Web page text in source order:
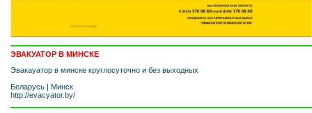
ЭВАКУАТОР В МИНСКЕ
Эвакауатор в минске круглосуточно и без выходных
Беларусь | Минск
http://evacyator.by/